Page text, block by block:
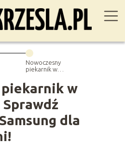
Nowoczesny
piekarnik w
Sprawdź
rozwiązania
Twojej kuchni!
piekarnik w
dla